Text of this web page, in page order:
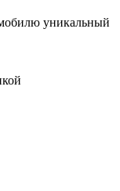
уникальный